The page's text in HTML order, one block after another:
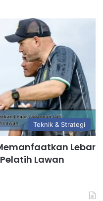
Teknik & Strategi
Lebar
Lawan